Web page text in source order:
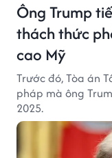
Ông Trump
thách thức
cao Mỹ
Trước đó, Tòa án
pháp mà ông
2025.